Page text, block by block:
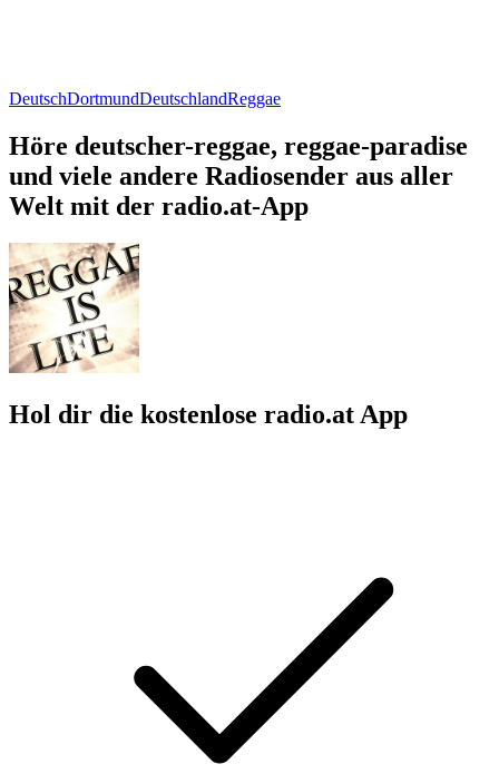
DeutschDortmundDeutschlandReggae
Höre deutscher-reggae, reggae-paradise
und viele andere Radiosender aus aller
Welt mit der radio.at-App
Hol dir die kostenlose radio.at App